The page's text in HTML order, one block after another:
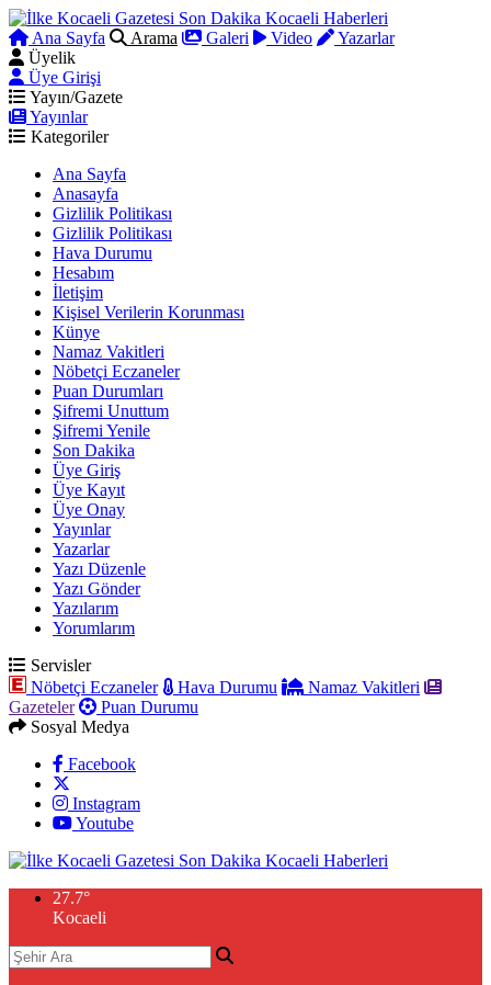
Ana Sayfa Arama Galeri Video
Yazarlar
Üyelik
Üye Girişi
Yayın/Gazete
Yayınlar
Kategoriler
Ana Sayfa
Anasayfa
Gizlilik Politikası
Gizlilik Politikası
Hava Durumu
Hesabım
İletişim
Kişisel Verilerin Korunması
Künye
Namaz Vakitleri
Nöbetçi Eczaneler
Puan Durumları
Şifremi Unuttum
Şifremi Yenile
Son Dakika
Üye Giriş
Üye Kayıt
Üye Onay
Yayınlar
Yazarlar
Yazı Düzenle
Yazı Gönder
Yazılarım
Yorumlarım
Servisler
Nöbetçi Eczaneler
Hava Durumu
Namaz Vakitleri
Gazeteler
Puan Durumu
Sosyal Medya
Facebook
Instagram
Youtube
27.7°
Kocaeli